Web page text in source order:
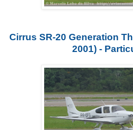
Cirrus SR-20 Generation
2001) -